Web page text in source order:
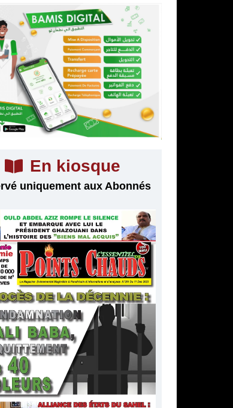
En kiosque
uniquement aux Abonnés